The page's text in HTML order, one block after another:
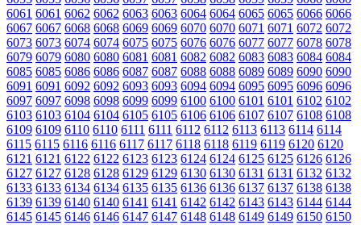
6061 6061 6062 6062 6063 6063 6064 6064 6065 6065 6066 6066
6067 6067 6068 6068 6069 6069 6070 6070 6071 6071 6072 6072
6073 6073 6074 6074 6075 6075 6076 6076 6077 6077 6078 6078
6079 6079 6080 6080 6081 6081 6082 6082 6083 6083 6084 6084
6085 6085 6086 6086 6087 6087 6088 6088 6089 6089 6090 6090
6091 6091 6092 6092 6093 6093 6094 6094 6095 6095 6096 6096
6097 6097 6098 6098 6099 6099 6100 6100 6101 6101 6102 6102
6103 6103 6104 6104 6105 6105 6106 6106 6107 6107 6108 6108
6109 6109 6110 6110 6111 6111 6112 6112 6113 6113 6114 6114
6115 6115 6116 6116 6117 6117 6118 6118 6119 6119 6120 6120
6121 6121 6122 6122 6123 6123 6124 6124 6125 6125 6126 6126
6127 6127 6128 6128 6129 6129 6130 6130 6131 6131 6132 6132
6133 6133 6134 6134 6135 6135 6136 6136 6137 6137 6138 6138
6139 6139 6140 6140 6141 6141 6142 6142 6143 6143 6144 6144
6145 6145 6146 6146 6147 6147 6148 6148 6149 6149 6150 6150